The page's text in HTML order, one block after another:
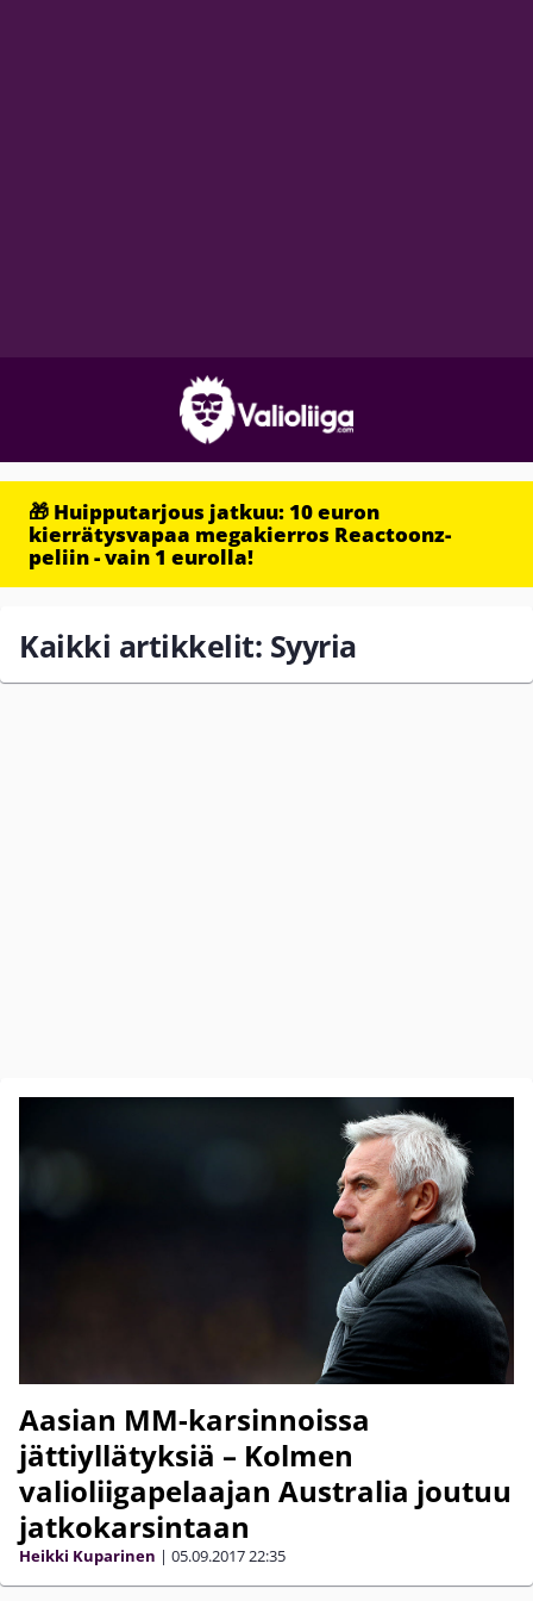
🎁 Huipputarjous jatkuu: 10 euron
kierrätysvapaa megakierros Reactoonz-
peliin - vain 1 eurolla!
Kaikki artikkelit: Syyria
Aasian MM-karsinnoissa
jättiyllätyksiä – Kolmen
valioliigapelaajan Australia joutuu
jatkokarsintaan
Heikki Kuparinen | 05.09.201722:35